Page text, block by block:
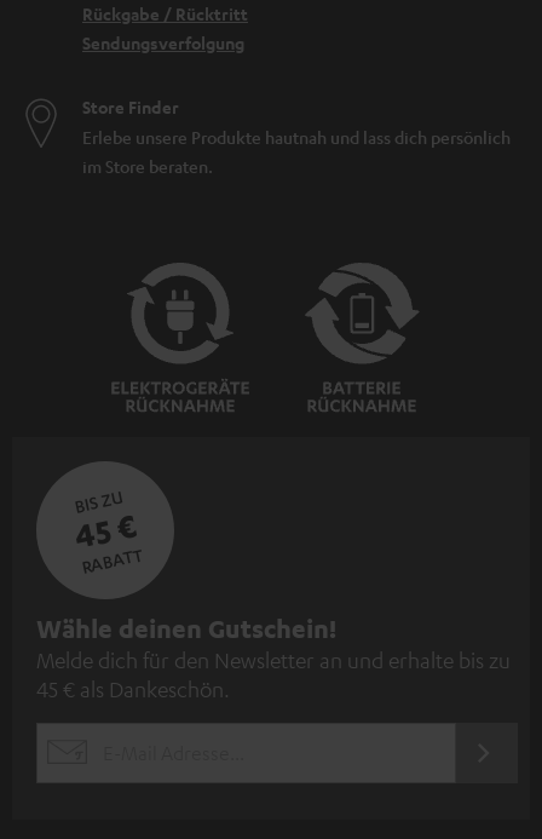
Rückgabe / Rücktritt
Sendungsverfolgung
Store Finder
Erlebe unsere Produkte hautnah und lass dich persönlich
im Store beraten.
BIS ZU
45 €
RABATT
N
e
w
Wähle deinen Gutschein!
Melde dich für den Newsletter an und erhalte bis zu
45 € als Dankeschön.